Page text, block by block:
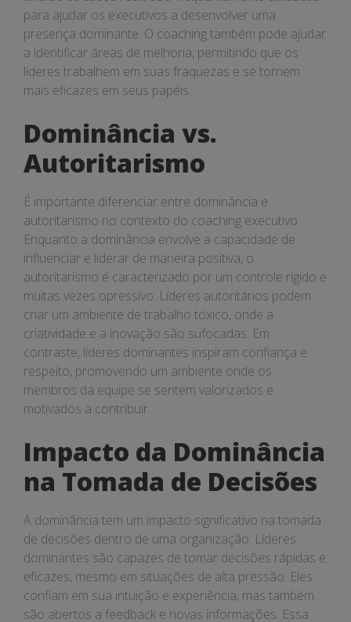
para ajudar os executivos a desenvolver uma
presença dominante. O coaching também pode ajudar
a identificar áreas de melhoria, permitindo que os
líderes trabalhem em suas fraquezas e se tornem
mais eficazes em seus papéis.
Dominância vs.
Autoritarismo
É importante diferenciar entre dominância e
autoritarismo no contexto do coaching executivo.
Enquanto a dominância envolve a capacidade de
influenciar e liderar de maneira positiva, o
autoritarismo é caracterizado por um controle rígido e
muitas vezes opressivo. Líderes autoritários podem
criar um ambiente de trabalho tóxico, onde a
criatividade e a inovação são sufocadas. Em
contraste, líderes dominantes inspiram confiança e
respeito, promovendo um ambiente onde os
membros da equipe se sentem valorizados e
motivados a contribuir.
Impacto da Dominância
na Tomada de Decisões
A dominância tem um impacto significativo na tomada
de decisões dentro de uma organização. Líderes
dominantes são capazes de tomar decisões rápidas e
eficazes, mesmo em situações de alta pressão. Eles
confiam em sua intuição e experiência, mas também
são abertos a feedback e novas informações. Essa